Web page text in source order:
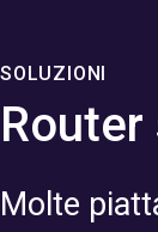
SOLUZIONI
Molte